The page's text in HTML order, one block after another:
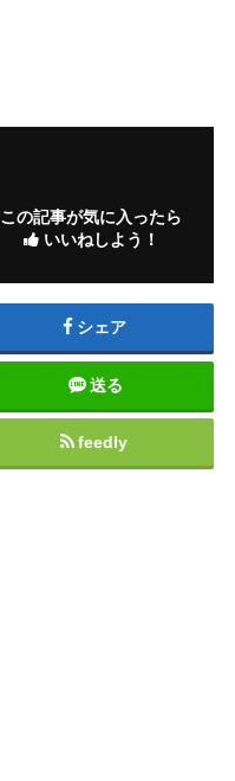
この記事が気に入ったら
いいねしよう！
シェア
送る
feedly